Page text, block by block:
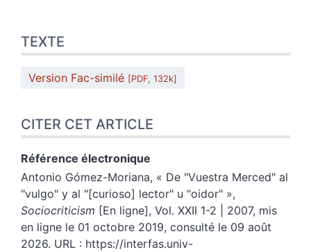
Citer cet article
Auteur
TEXTE
Version Fac-similé [PDF, 132k]
CITER CET ARTICLE
Référence électronique
Antonio Gómez-Moriana, « De "Vuestra Merced" al
"vulgo" y al "[curioso] lector" u "oidor" »,
Sociocriticism [En ligne], Vol. XXII 1-2 | 2007, mis
en ligne le 01 octobre 2019, consulté le 09 août
2026. URL : https://interfas.univ-